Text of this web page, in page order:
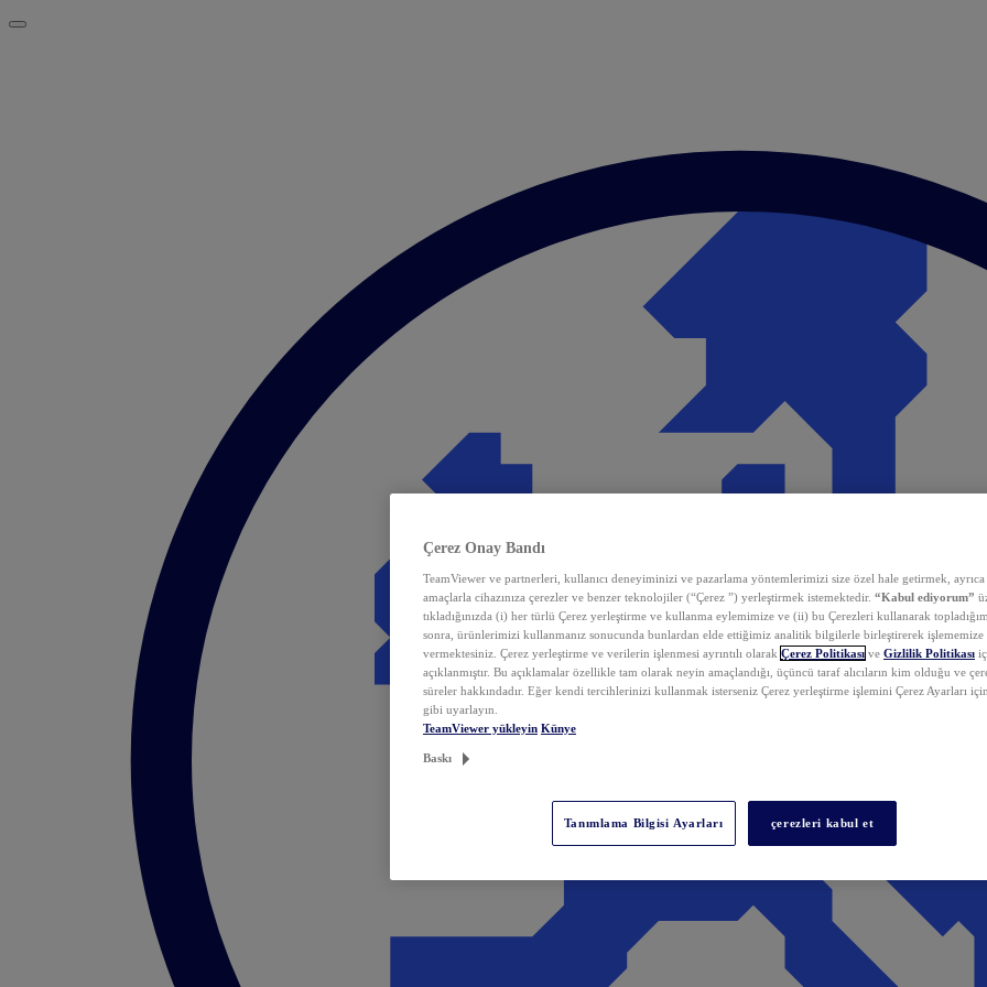
Çerez Onay Bandı
TeamViewer ve partnerleri, kullanıcı deneyiminizi ve pazarlama yöntemlerimizi size özel hale getirmek,
amaçlarla cihazınıza çerezler ve benzer teknolojiler (“Çerez ”) yerleştirmek istemektedir. “Kabul ediyorum”
tıkladığınızda (i) her türlü Çerez yerleştirme ve kullanma eylemimize ve (ii) bu Çerezleri kullanarak
sonra, ürünlerimizi kullanmanız sonucunda bunlardan elde ettiğimiz analitik bilgilerle birleştirerek işlememize
vermektesiniz. Çerez yerleştirme ve verilerin işlenmesi ayrıntılı olarak Çerez Politikası ve Gizlilik Politikası
açıklanmıştır. Bu açıklamalar özellikle tam olarak neyin amaçlandığı, üçüncü taraf alıcıların kim olduğu ve
süreler hakkındadır. Eğer kendi tercihlerinizi kullanmak isterseniz Çerez yerleştirme işlemini Çerez Ayarları
gibi uyarlayın.
TeamViewer yükleyin Künye
Baskı
Tanımlama Bilgisi Ayarları çerezleri kabul et